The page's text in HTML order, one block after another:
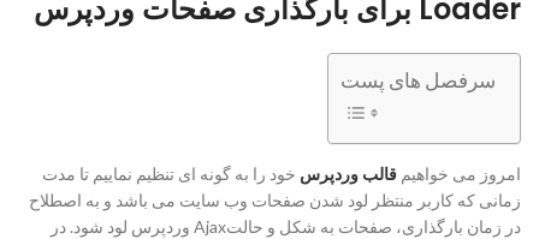
Loader برای بارگذاری صفحات وردپرس
سرفصل های پست
امروز می خواهیم قالب وردپرس خود را به گونه ای تنظیم نماییم تا مدت
زمانی که کاربر منتظر لود شدن صفحات وب سایت می باشد و به اصطلاح
در زمان بارگذاری، صفحات به شکل و حالتAjax وردپرس
لود شود. در